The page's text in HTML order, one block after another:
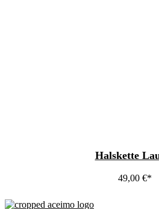
Halskette
49,00 €